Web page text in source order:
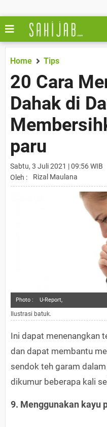
Home Tips
20 Cara
Dahak di
paru
Sabtu, 3 Juli 2021 | 09:56 WIB
Oleh :
Rizal Maulana
Photo : U-Report,
Ilustrasi batuk.
Ini dapat menenangkan
dan dapat membantu
sendok teh garam
dikumur beberapa kali
9. Menggunakan kayu